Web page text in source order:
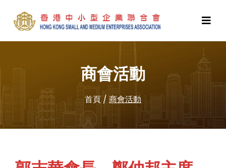
商會活動
首頁/ 商會活動